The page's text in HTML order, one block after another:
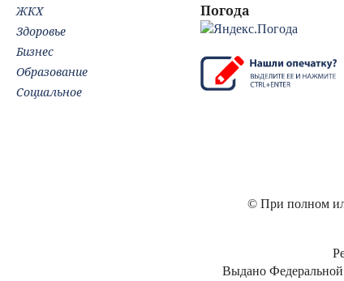
ЖКХ
Здоровье
Бизнес
Образование
Социальное
Погода
© При полном
Выдано